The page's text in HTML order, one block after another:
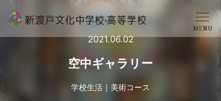
中学校
MENU
2021.06.02
空中ギャラリー
学校生活 美術コース